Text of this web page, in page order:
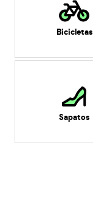
Bicicletas
Sapatos